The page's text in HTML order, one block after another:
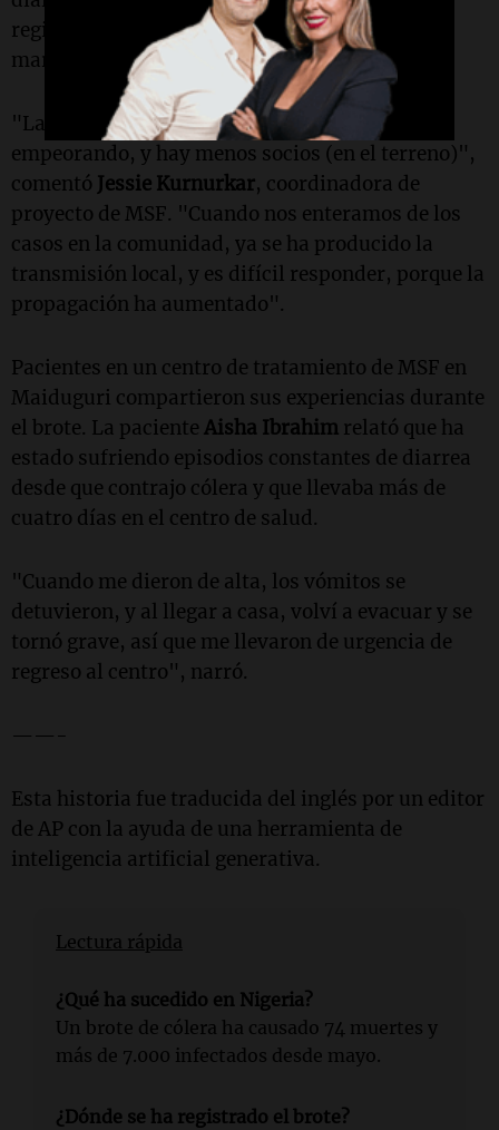
registraron 500 pacientes en un solo día,
marcando un récord en el brote.
"La defecación al aire libre también lo está
empeorando, y hay menos socios (en el terreno)",
comentó Jessie Kurnurkar, coordinadora de
proyecto de MSF. "Cuando nos enteramos de los
casos en la comunidad, ya se ha producido la
transmisión local, y es difícil responder, porque la
propagación ha aumentado".
Pacientes en un centro de tratamiento de MSF en
Maiduguri compartieron sus experiencias durante
el brote. La paciente Aisha Ibrahim relató que ha
estado sufriendo episodios constantes de diarrea
desde que contrajo cólera y que llevaba más de
cuatro días en el centro de salud.
"Cuando me dieron de alta, los vómitos se
detuvieron, y al llegar a casa, volví a evacuar y se
tornó grave, así que me llevaron de urgencia de
regreso al centro", narró.
——-
Esta historia fue traducida del inglés por un editor
de AP con la ayuda de una herramienta de
inteligencia artificial generativa.
Lectura rápida
¿Qué ha sucedido en Nigeria?
Un brote de cólera ha causado 74 muertes y
más de 7.000 infectados desde mayo.
¿Dónde se ha registrado el brote?